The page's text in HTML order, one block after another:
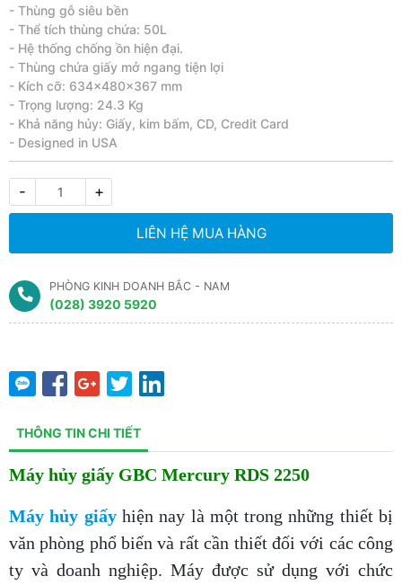
- Thùng gỗ siêu bền
- Thể tích thùng chứa: 50L
- Hệ thống chống ồn hiện đại.
- Thùng chứa giấy mở ngang tiện lợi
- Kích cỡ: 634x480x367 mm
- Trọng lượng: 24.3 Kg
- Khả năng hủy: Giấy, kim bấm, CD, Credit Card
- Designed in USA
- +
LIÊN HỆ MUA HÀNG
PHÒNG KINH DOANH BẮC - NAM
(028) 3920 5920
THÔNG TIN CHI TIẾT
Máy hủy giấy GBC Mercury RDS 2250
Máy hủy giấyhiện nay là một trong những thiết bị
văn phòng phổ biến và rất cần thiết đối với các công
ty và doanh nghiệp. Máy được sử dụng với chức